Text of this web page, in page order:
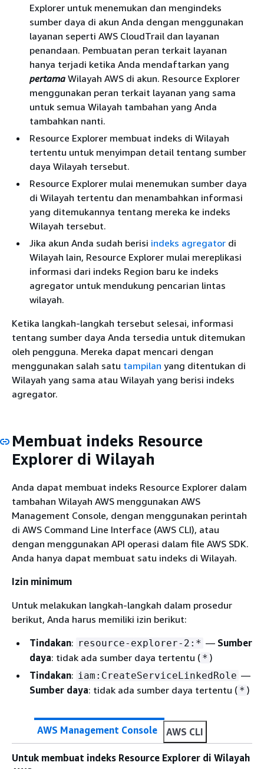
Explorer untuk menemukan dan mengindeks
sumber daya di akun Anda dengan menggunakan
layanan seperti AWS CloudTrail dan layanan
penandaan. Pembuatan peran terkait layanan
hanya terjadi ketika Anda mendaftarkan yang
pertama Wilayah AWS di akun. Resource Explorer
menggunakan peran terkait layanan yang sama
untuk semua Wilayah tambahan yang Anda
tambahkan nanti.
Resource Explorer membuat indeks di Wilayah
tertentu untuk menyimpan detail tentang sumber
daya Wilayah tersebut.
Resource Explorer mulai menemukan sumber daya
di Wilayah tertentu dan menambahkan informasi
yang ditemukannya tentang mereka ke indeks
Wilayah tersebut.
Jika akun Anda sudah berisi indeks agregator di
Wilayah lain, Resource Explorer mulai mereplikasi
informasi dari indeks Region baru ke indeks
agregator untuk mendukung pencarian lintas
wilayah.
Ketika langkah-langkah tersebut selesai, informasi
tentang sumber daya Anda tersedia untuk ditemukan
oleh pengguna. Mereka dapat mencari dengan
menggunakan salah satu tampilan yang ditentukan di
Wilayah yang sama atau Wilayah yang berisi indeks
agregator.
Membuat indeks Resource
Explorer di Wilayah
Anda dapat membuat indeks Resource Explorer dalam
tambahan Wilayah AWS menggunakan AWS
Management Console, dengan menggunakan perintah
di AWS Command Line Interface (AWS CLI), atau
dengan menggunakan API operasi dalam file AWS SDK.
Anda hanya dapat membuat satu indeks di Wilayah.
Izin minimum
Untuk melakukan langkah-langkah dalam prosedur
berikut, Anda harus memiliki izin berikut:
Tindakan: resource-explorer-2:* — Sumber
daya: tidak ada sumber daya tertentu ( * )
Tindakan: iam:CreateServiceLinkedRole —
Sumber daya: tidak ada sumber daya tertentu ( * )
AWS Management Console AWS CLI
Untuk membuat indeks Resource Explorer di Wilayah